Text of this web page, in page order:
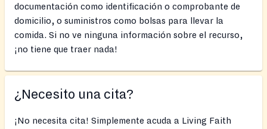
documentación como identificación o comprobante de
domicilio, o suministros como bolsas para llevar la
comida. Si no ve ninguna información sobre el recurso,
¡no tiene que traer nada!
¿Necesito una cita?
¡No necesita cita! Simplemente acuda a Living Faith